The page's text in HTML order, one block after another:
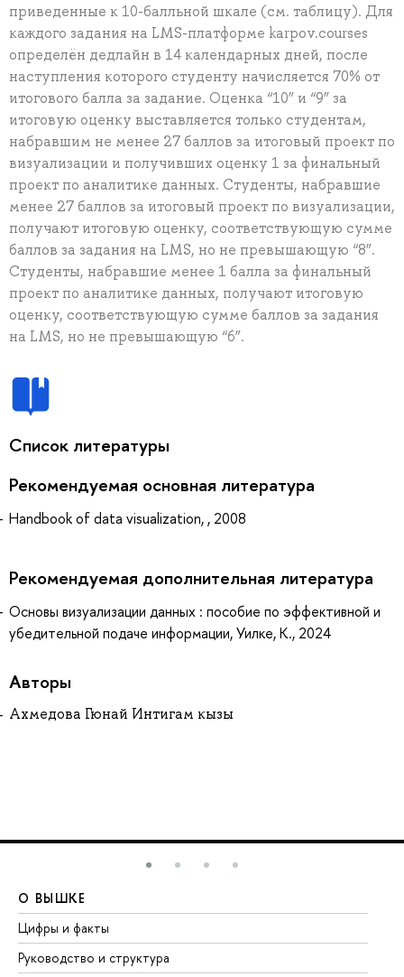
приведенные к 10-балльной шкале (см. таблицу). Для
каждого задания на LMS-платформе karpov.courses
определён дедлайн в 14 календарных дней, после
наступления которого студенту начисляется 70% от
итогового балла за задание. Оценка “10” и “9” за
итоговую оценку выставляется только студентам,
набравшим не менее 27 баллов за итоговый проект по
визуализации и получивших оценку 1 за финальный
проект по аналитике данных. Студенты, набравшие
менее 27 баллов за итоговый проект по визуализации,
получают итоговую оценку, соответствующую сумме
баллов за задания на LMS, но не превышающую “8”.
Студенты, набравшие менее 1 балла за финальный
проект по аналитике данных, получают итоговую
оценку, соответствующую сумме баллов за задания
на LMS, но не превышающую “6”.
Список литературы
Рекомендуемая основная литература
Handbook of data visualization, , 2008
Рекомендуемая дополнительная литература
Основы визуализации данных : пособие по эффективной и
убедительной подаче информации, Уилке, К., 2024
Авторы
Ахмедова Гюнай Интигам кызы
О ВЫШКЕ
Цифры и факты
Руководство и структура